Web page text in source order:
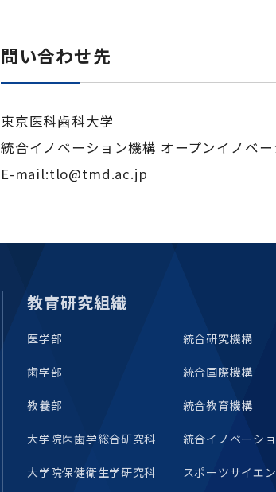
問い合わせ先
東京医科歯科大学
統合イノベーション機構 オープンイノベ
E-mail:tlo@tmd.ac.jp
教育研究組織
医学部
歯学部
教養部
大学院医歯学総合研究科
大学院保健衛生学研究科
統合研究機構
統合国際機構
統合教育機構
統合イノベーシ
スポーツサイエ